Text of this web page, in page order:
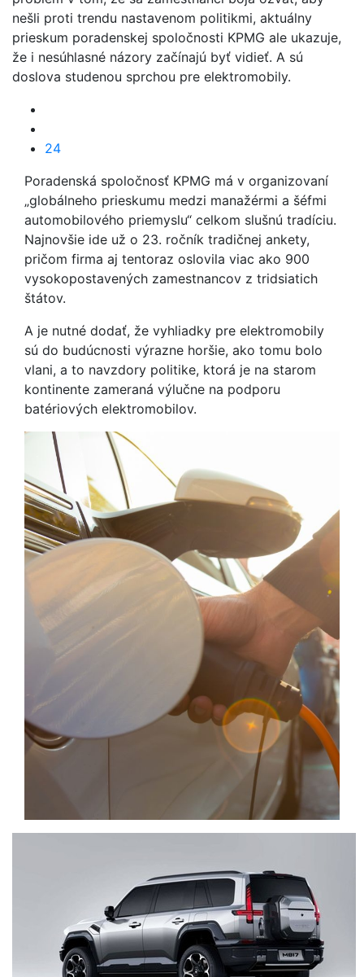
nešli proti trendu nastavenom politikmi, aktuálny
prieskum poradenskej spoločnosti KPMG ale ukazuje,
že i nesúhlasné názory začínajú byť vidieť. A sú
doslova studenou sprchou pre elektromobily.
24
Poradenská spoločnosť KPMG má v organizovaní
„globálneho prieskumu medzi manažérmi a šéfmi
automobilového priemyslu“ celkom slušnú tradíciu.
Najnovšie ide už o 23. ročník tradičnej ankety,
pričom firma aj tentoraz oslovila viac ako 900
vysokopostavených zamestnancov z tridsiatich
štátov.
A je nutné dodať, že vyhliadky pre elektromobily
sú do budúcnosti výrazne horšie, ako tomu bolo
vlani, a to navzdory politike, ktorá je na starom
kontinente zameraná výlučne na podporu
batériových elektromobilov.